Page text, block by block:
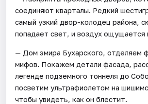
соединяют кварталы. Редкий
самый узкий двор-колодец района,
попадает свет, и воздух ощущается
— Дом эмира Бухарского, отделяем
мифов. Покажем детали фасада,
легенде подземного тоннеля до
посветим ультрафиолетом на
чтобы увидеть, как он блестит.